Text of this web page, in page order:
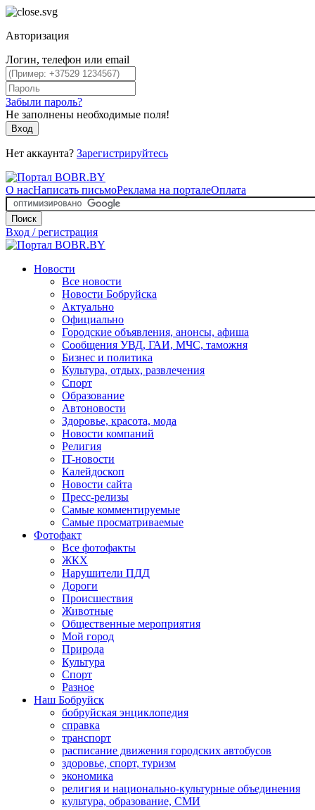
Авторизация
Логин, телефон или email
Забыли пароль?
Не заполнены необходимые поля!
Вход
Нет аккаунта? Зарегистрируйтесь
О насНаписать письмоРеклама на порталеОплата
Поиск
Вход / регистрация
Новости
Все новости
Новости Бобруйска
Актуально
Официально
Городские объявления, анонсы, афиша
Сообщения УВД, ГАИ, МЧС, таможня
Бизнес и политика
Культура, отдых, развлечения
Спорт
Образование
Автоновости
Здоровье, красота, мода
Новости компаний
Религия
IT-новости
Калейдоскоп
Новости сайта
Пресс-релизы
Самые комментируемые
Самые просматриваемые
Фотофакт
Все фотофакты
ЖКХ
Нарушители ПДД
Дороги
Происшествия
Животные
Общественные мероприятия
Мой город
Природа
Культура
Спорт
Разное
Наш Бобруйск
бобруйская энциклопедия
справка
транспорт
расписание движения городских автобусов
здоровье, спорт, туризм
экономика
религия и национально-культурные объединения
культура, образование, СМИ